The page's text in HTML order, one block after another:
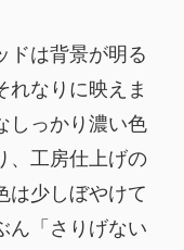
ドは背景が明る
れなりに映えま
しっかり濃い色
、工房仕上げの
は少しぼやけて
ん「さりげない